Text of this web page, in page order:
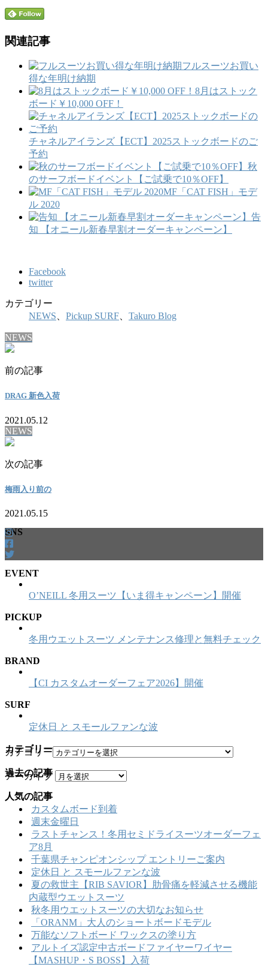
関連記事
フルスーツお買い
得な年明け納期
8月はストック
ボード￥10,000 OFF！
チャネルアイランズ【ECT】2025ストックボードのご
予約
秋
のサーフボードイベント【ご試乗で10％OFF】
MF「CAT FISH」モデ
ル 2020
告
知 【オニール新春早割オーダーキャンペーン】
Facebook
twitter
カテゴリー
NEWS
Pickup SURF Takuro Blog
NEWS
前の記事
DRAG 新色入荷
2021.05.12
NEWS
次の記事
梅雨入り前の
2021.05.15
SNS
EVENT
O’NEILL 冬用スーツ【いま得キャンペーン】開催
PICKUP
冬用ウエットスーツ メンテナンス修理と無料チェック
BRAND
【CI カスタムオーダーフェア2026】開催
SURF
定休日 と スモールファンな波
カテゴリー
カテゴリー
過去の記事
アーカイブ
人気の記事
カスタムボード到着
週末金曜日
ラストチャンス！冬用セミドライスーツオーダーフェ
ア8月
千葉県チャンピオンシップ エントリーご案内
定休日 と スモールファンな波
夏の救世主【RIB SAVIOR】肋骨痛を軽減させる機能
内蔵型ウエットスーツ
秋冬用ウエットスーツの大切なお知らせ
「ORANM」大人のショートボードモデル
万能なソフトボード ワックスの塗り方
アルトイズ認定中古ボードファイヤーワイヤー
【MASHUP・S BOSS】入荷